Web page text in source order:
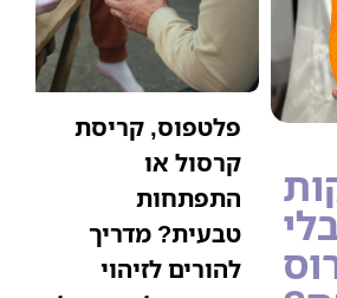
פלטפוס, קריסת
קרסול או
התפתחות
טבעית? מדריך
להורים לזיהוי